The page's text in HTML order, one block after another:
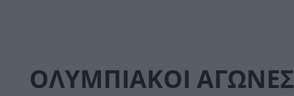
ΟΛΥΜΠΙΑΚΟΙ ΑΓΩΝΕΣ